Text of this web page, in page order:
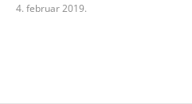
4. februar 2019.